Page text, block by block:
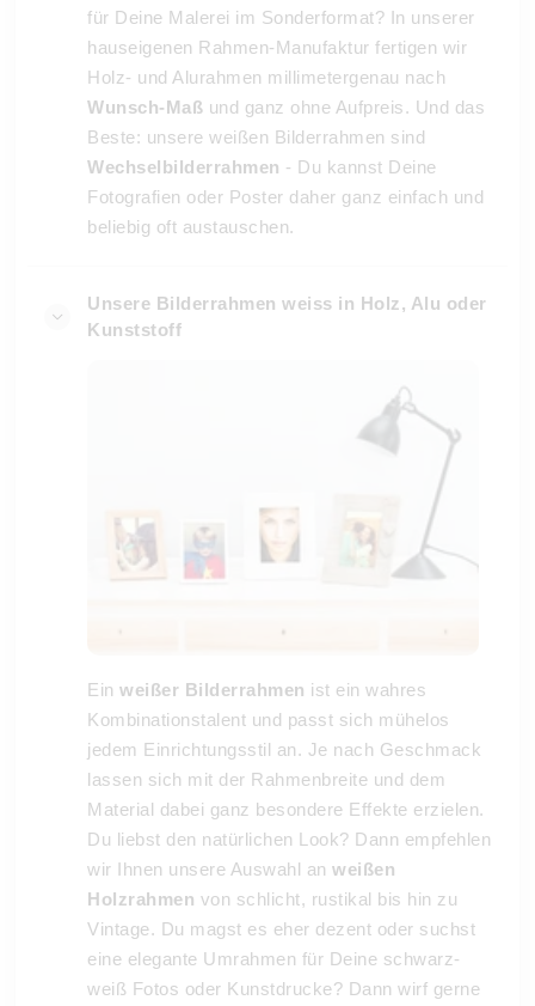
für Deine Malerei im Sonderformat? In unserer
hauseigenen Rahmen-Manufaktur fertigen wir
Holz- und Alurahmen millimetergenau nach
Wunsch-Maß und ganz ohne Aufpreis. Und das
Beste: unsere weißen Bilderrahmen sind
Wechselbilderrahmen - Du kannst Deine
Fotografien oder Poster daher ganz einfach und
beliebig oft austauschen.
Unsere Bilderrahmen weiss in Holz, Alu oder
Kunststoff
Ein weißer Bilderrahmen ist ein wahres
Kombinationstalent und passt sich mühelos
jedem Einrichtungsstil an. Je nach Geschmack
lassen sich mit der Rahmenbreite und dem
Material dabei ganz besondere Effekte erzielen.
Du liebst den natürlichen Look? Dann empfehlen
wir Ihnen unsere Auswahl an weißen
Holzrahmen von schlicht, rustikal bis hin zu
Vintage. Du magst es eher dezent oder suchst
eine elegante Umrahmen für Deine schwarz-
weiß Fotos oder Kunstdrucke? Dann wirf gerne